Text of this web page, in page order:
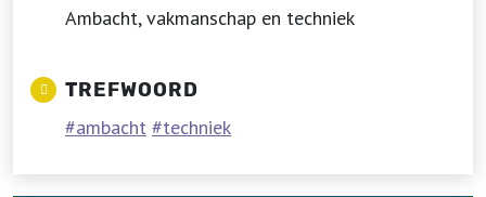
Ambacht, vakmanschap en techniek
TREFWOORD
ambacht techniek